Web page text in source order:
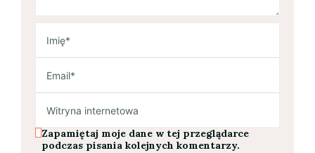
Zapamiętaj moje dane w tej przeglądarce
podczas pisania kolejnych komentarzy.